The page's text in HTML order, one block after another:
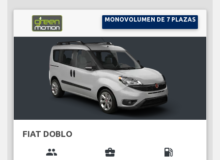
MONOVOLUMEN DE 7 PLAZAS
FIAT DOBLO
group business_center local_gas_station